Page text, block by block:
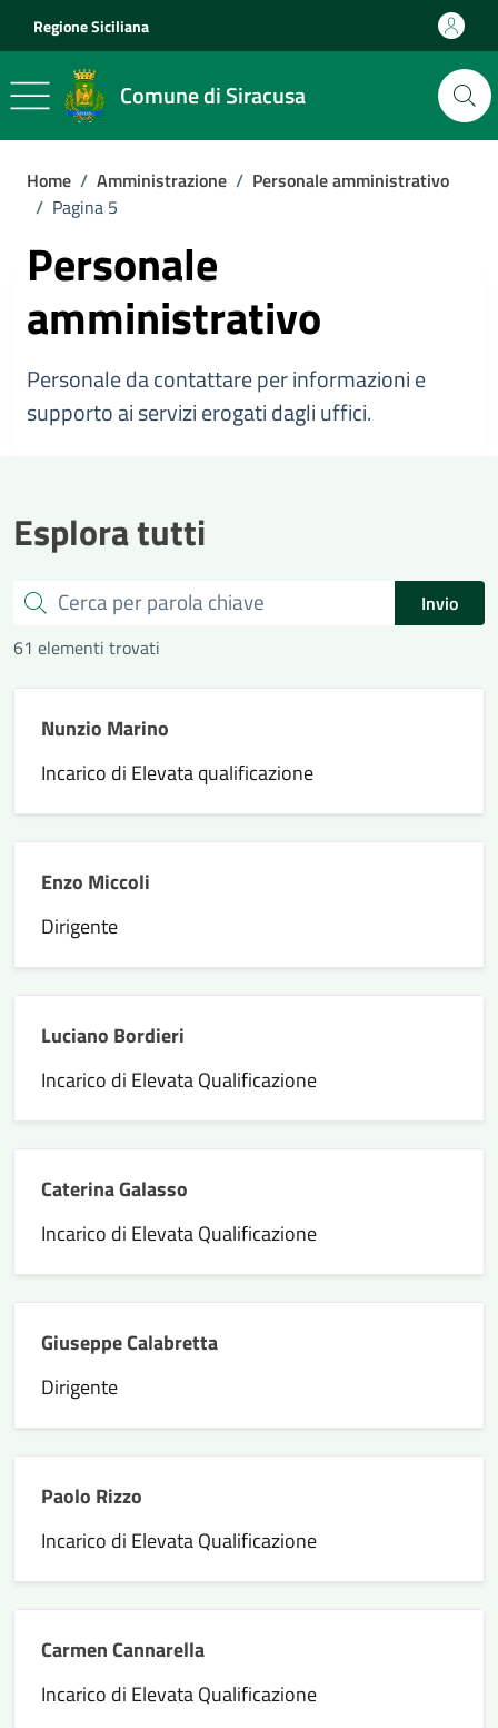
Regione Siciliana
Comune di Siracusa
Home / Amministrazione / Personale amministrativo
/ Pagina 5
Personale
amministrativo
Personale da contattare per informazioni e
supporto ai servizi erogati dagli uffici.
Esplora tutti
Cerca
Invio
61 elementi trovati
Nunzio Marino
Incarico di Elevata qualificazione
Enzo Miccoli
Dirigente
Luciano Bordieri
Incarico di Elevata Qualificazione
Caterina Galasso
Incarico di Elevata Qualificazione
Giuseppe Calabretta
Dirigente
Paolo Rizzo
Incarico di Elevata Qualificazione
Carmen Cannarella
Incarico di Elevata Qualificazione